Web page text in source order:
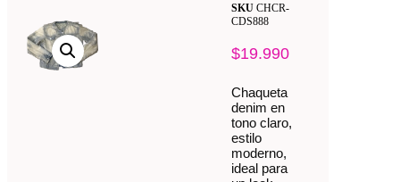
SKUCHCR-
CDS888
$19.990
Chaqueta
denim en
tono claro,
estilo
moderno,
ideal para